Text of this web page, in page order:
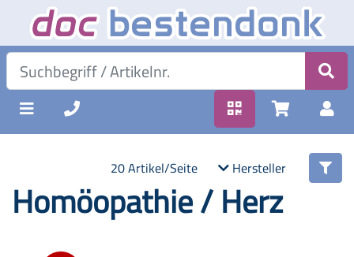
20 Artikel/Seite Hersteller
Homöopathie / Herz